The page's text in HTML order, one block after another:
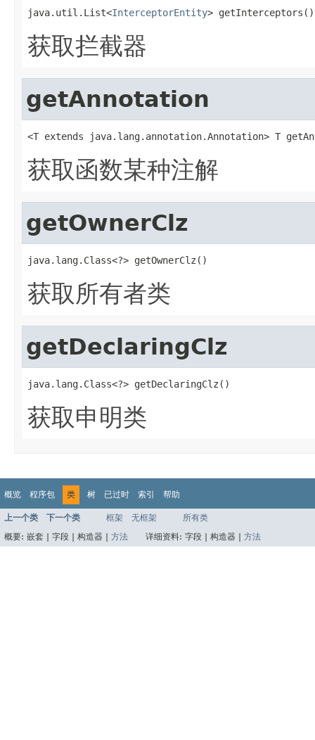
java.util.List<InterceptorEntity> getInterceptors()
获取拦截器
getAnnotation
<T extends java.lang.annotation.Annotation> T
获取函数某种注解
getOwnerClz
java.lang.Class<?> getOwnerClz()
获取所有者类
getDeclaringClz
java.lang.Class<?> getDeclaringClz()
获取申明类
概览 程序包 类 树 已过时 索引 帮助
上一个类 下一个类 框架 无框架
所有类
概要: 嵌套 | 字段 | 构造器 | 方法 详细资料: 字段 | 构造器 | 方法